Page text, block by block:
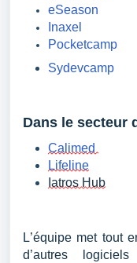
eSeason
Inaxel
Pocketcamp
Sydevcamp
Dans le secteur
Calimed
Lifeline
Iatros Hub
L’équipe met tout
d’autres